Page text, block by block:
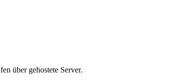
über gehostete Server.